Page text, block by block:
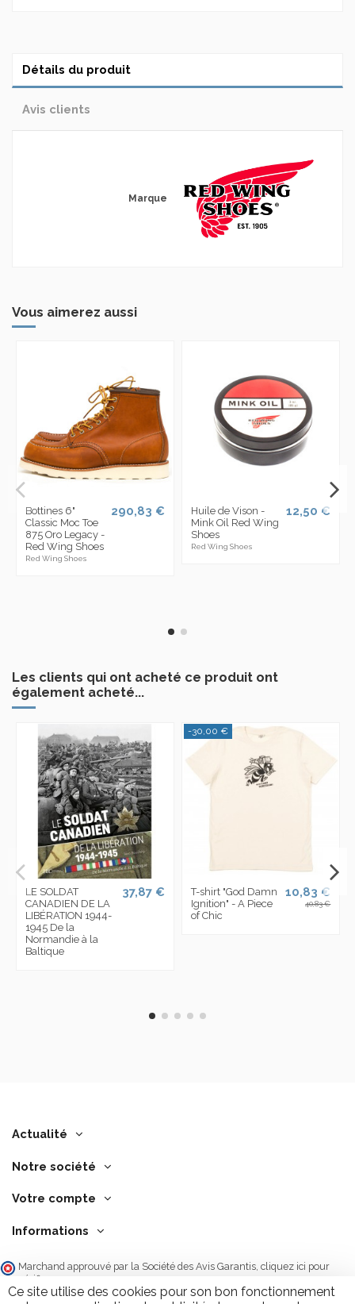
Détails du produit
Avis clients
Marque
Vous aimerez aussi
Bottines 6"
Classic Moc Toe
875 Oro Legacy -
Red Wing Shoes
Red Wing Shoes
290,83 €
Huile de Vison -
Mink Oil Red Wing
Shoes
Red Wing Shoes
12,50 €
Les clients qui ont acheté ce produit ont
également acheté...
LE SOLDAT
CANADIEN DE LA
LIBÉRATION 1944-
1945 De la
Normandie à la
Baltique
37,87 €
-30,00 €
T-shirt "God Damn
Ignition" - A Piece
of Chic
10,83 €
40,83 €
Actualité
Notre société
Votre compte
Informations
Marchand approuvé par la Société des Avis Garantis, cliquez ici pour
vérifier
Ce site utilise des cookies pour son bon fonctionnement